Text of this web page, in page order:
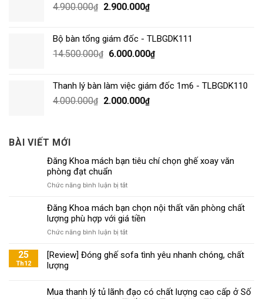
4.900.000₫ 2.900.000₫
Bộ bàn tổng giám đốc - TLBGDK111
14.500.000₫ 6.000.000₫
Thanh lý bàn làm việc giám đốc 1m6 - TLBGDK110
4.000.000₫ 2.000.000₫
BÀI VIẾT MỚI
Đăng Khoa mách bạn tiêu chí chọn ghế xoay văn
phòng đạt chuẩn
Chức năng bình luận bị tắtở
Khoa
mách
tiêu
chọn
phòng
Đăng Khoa mách bạn chọn nội thất văn phòng chất
lượng phù hợp với giá tiền
Chức năng bình luận bị tắtở
Khoa
nội
25
Th12
[Review] Đóng ghế sofa tình yêu nhanh chóng, chất
lượng
Mua thanh lý tủ lãnh đạo có chất lượng cao cấp ở Số